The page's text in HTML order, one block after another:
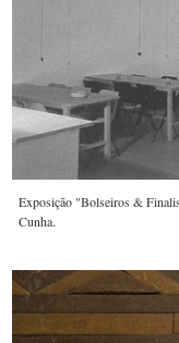
Exposição "Bolseiros &
Cunha.